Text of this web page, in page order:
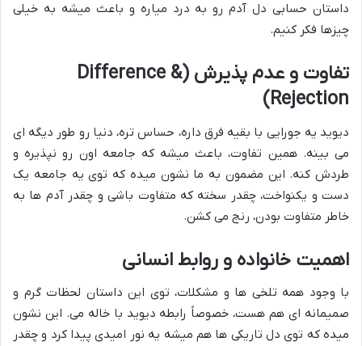
داستان حسابی دل آدم رو به درد میاره و باعث میشه به خیلی
چیزها فکر کنیم.
تفاوت و عدم پذیرش (Difference &
Rejection)
دیوید یه جورایی با بقیه فرق داره، حساس تره، دنیا رو طور دیگه ای
می بینه. همین تفاوت، باعث میشه که جامعه اون رو نپذیره و
طردش کنه. این مضمون به ما نشون میده که توی یه جامعه یک
دست و یکنواخت، چقدر سخته که متفاوت باشی و چقدر آدم ها به
خاطر متفاوت بودن، رنج می کشن.
اهمیت خانواده و روابط انسانی
با وجود همه تلخی ها و مشکلات، توی این داستان لحظات گرم و
صمیمانه ای هم هست، خصوصاً رابطه دیوید با خاله می. این نشون
میده که توی دل تاریکی ها هم میشه یه نور امیدی پیدا کرد و چقدر